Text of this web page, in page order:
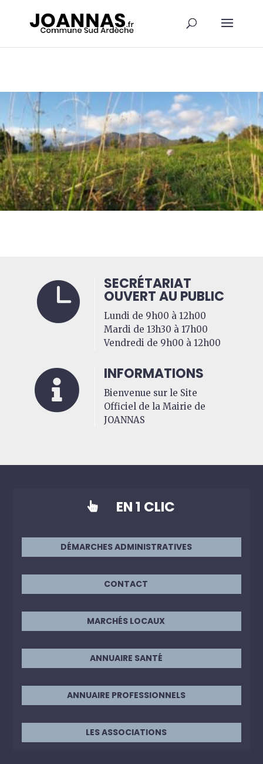
 SECRÉTARIAT
OUVERT AU PUBLIC
Lundi de 9h00 à 12h00
Mardi de 13h30 à 17h00
Vendredi de 9h00 à 12h00
 INFORMATIONS
Bienvenue sur le Site
Officiel de la Mairie de
JOANNAS
 EN 1 CLIC
DÉMARCHES ADMINISTRATIVES
CONTACT
MARCHÉS LOCAUX
ANNUAIRE SANTÉ
ANNUAIRE PROFESSIONNELS
LES ASSOCIATIONS